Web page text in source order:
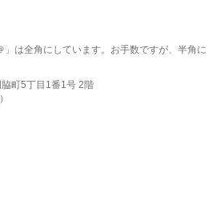
は全角にしています。お手数ですが、半角に
町5丁目1番1号 2階